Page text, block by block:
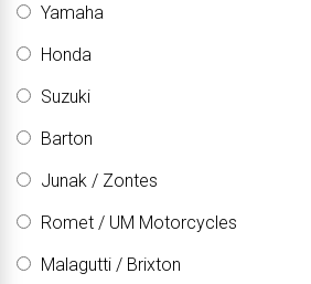
Yamaha
Honda
Suzuki
Barton
Junak / Zontes
Romet / UM Motorcycles
Malagutti / Brixton